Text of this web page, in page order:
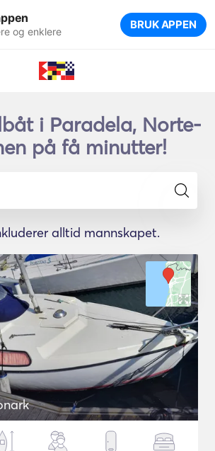
og enklere BRUK APPEN
i Paradela, Norte-
på få minutter!
alltid mannskapet.